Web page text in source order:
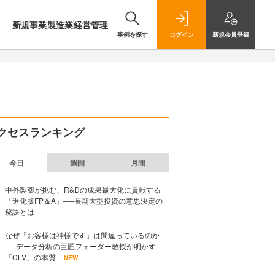
新規事業製造業経営管理
事例を探す ログイン 新規会員登録
セスランキング
今日 週間 月間
中外製薬が挑む、R&Dの成果最大化に貢献する
「進化版FP＆A」──長期大型投資の意思決定の
秘訣とは
なぜ「お客様は神様です」は間違っているのか
──データ分析の巨匠フェーダー教授が明かす
「CLV」の本質
NEW